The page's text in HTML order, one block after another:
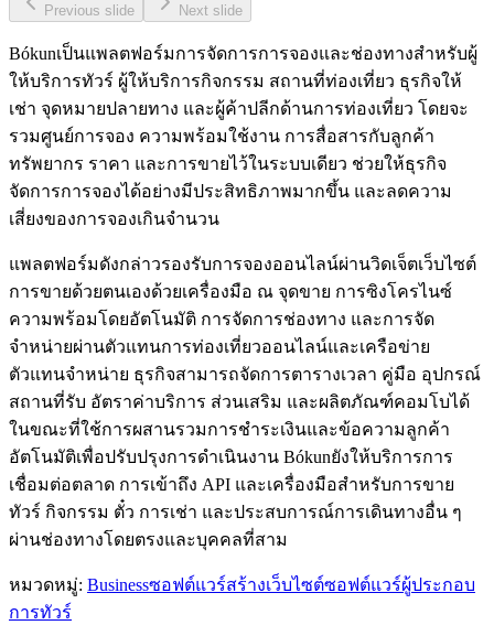
Previous slide Next slide
Bókunเป็นแพลตฟอร์มการจัดการการจองและช่องทางสำหรับผู้
ให้บริการทัวร์ ผู้ให้บริการกิจกรรม สถานที่ท่องเที่ยว ธุรกิจให้
เช่า จุดหมายปลายทาง และผู้ค้าปลีกด้านการท่องเที่ยว โดยจะ
รวมศูนย์การจอง ความพร้อมใช้งาน การสื่อสารกับลูกค้า
ทรัพยากร ราคา และการขายไว้ในระบบเดียว ช่วยให้ธุรกิจ
จัดการการจองได้อย่างมีประสิทธิภาพมากขึ้น และลดความ
เสี่ยงของการจองเกินจำนวน
แพลตฟอร์มดังกล่าวรองรับการจองออนไลน์ผ่านวิดเจ็ตเว็บไซต์
การขายด้วยตนเองด้วยเครื่องมือ ณ จุดขาย การซิงโครไนซ์
ความพร้อมโดยอัตโนมัติ การจัดการช่องทาง และการจัด
จำหน่ายผ่านตัวแทนการท่องเที่ยวออนไลน์และเครือข่าย
ตัวแทนจำหน่าย ธุรกิจสามารถจัดการตารางเวลา คู่มือ อุปกรณ์
สถานที่รับ อัตราค่าบริการ ส่วนเสริม และผลิตภัณฑ์คอมโบได้
ในขณะที่ใช้การผสานรวมการชำระเงินและข้อความลูกค้า
อัตโนมัติเพื่อปรับปรุงการดำเนินงาน Bókunยังให้บริการการ
เชื่อมต่อตลาด การเข้าถึง API และเครื่องมือสำหรับการขาย
ทัวร์ กิจกรรม ตั๋ว การเช่า และประสบการณ์การเดินทางอื่น ๆ
ผ่านช่องทางโดยตรงและบุคคลที่สาม
หมวดหมู่: Businessซอฟต์แวร์สร้างเว็บไซต์ซอฟต์แวร์ผู้ประกอบ
การทัวร์